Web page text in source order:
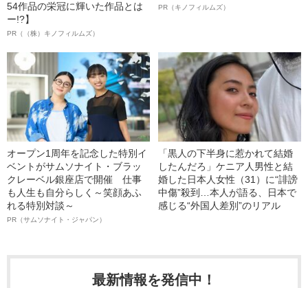
54作品の栄冠に輝いた作品とは
ー!?】
PR（（株）キノフィルムズ）
PR（キノフィルムズ）
オープン1周年を記念した特別イ
ベントがサムソナイト・ブラッ
クレーベル銀座店で開催 仕事
も人生も自分らしく～笑顔あふ
れる特別対談～
PR（サムソナイト・ジャパン）
「黒人の下半身に惹かれて結婚
したんだろ」ケニア人男性と結
婚した日本人女性（31）に“誹謗
中傷”殺到…本人が語る、日本で
感じる“外国人差別”のリアル
最新情報を発信中！